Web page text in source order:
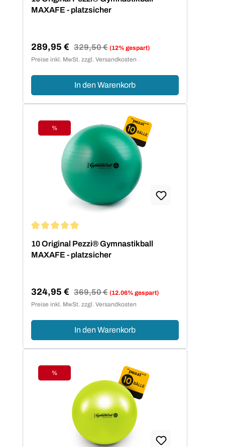
MAXAFE - platzsicher
Verkaufspreis:
289,95 € Regulärer Preis:
329,50 € (12% gespart)
Preise inkl. MwSt. zzgl. Versandkosten
In den Warenkorb
Rabatt
%
10 Original Pezzi® Gymnastikball
MAXAFE - platzsicher
Verkaufspreis:
324,95 € Regulärer Preis:
369,50 € (12.06% gespart)
Preise inkl. MwSt. zzgl. Versandkosten
In den Warenkorb
Rabatt
%